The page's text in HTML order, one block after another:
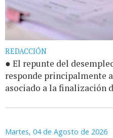
REDACCIÓN
● El repunte del
responde principalmente
asociado a la finalización
Martes, 04 de Agosto de 2026